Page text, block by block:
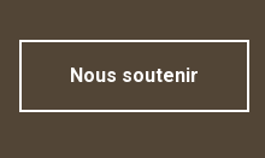
Nous soutenir